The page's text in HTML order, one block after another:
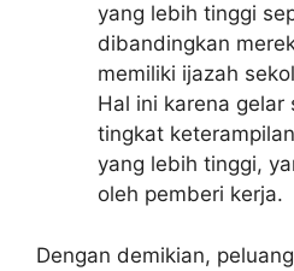
yang lebih tinggi
dibandingkan
memiliki ijazah
Hal ini karena gelar
tingkat
yang lebih tinggi,
oleh pemberi kerja.
Dengan demikian,